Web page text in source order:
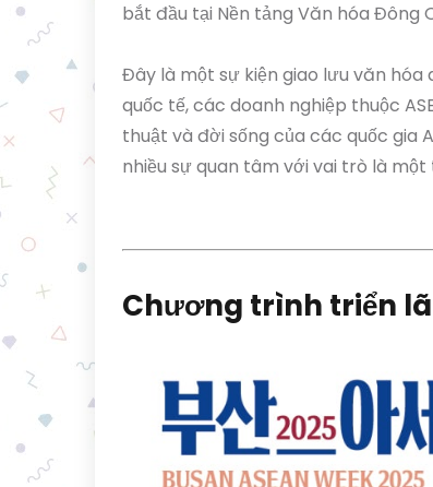
bắt đầu tại Nền tảng Văn hóa Đông
Đây là một sự kiện giao lưu văn hóa
quốc tế, các doanh nghiệp thuộc
thuật và đời sống của các quốc gia
nhiều sự quan tâm với vai trò là
Chương trình triển